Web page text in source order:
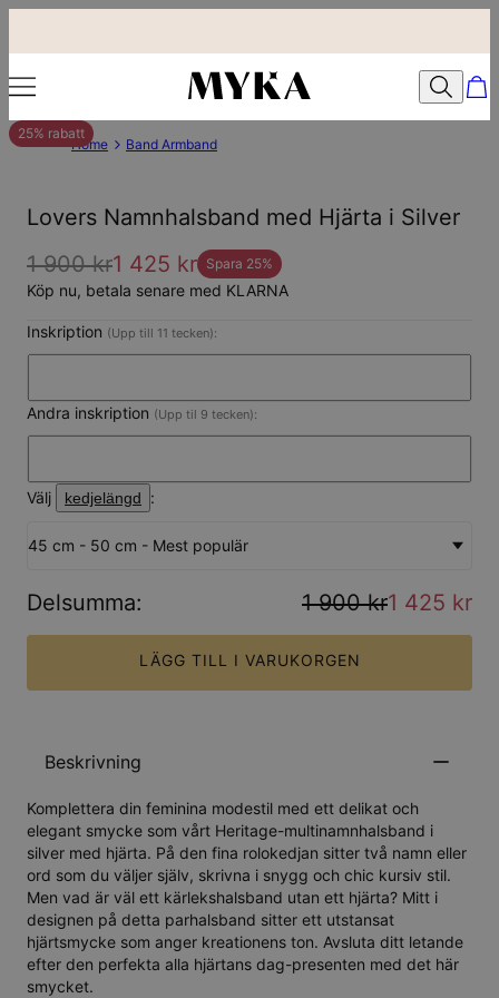
25% rabatt
Home Band Armband
Lovers Namnhalsband med Hjärta i Silver
1 900 kr1 425 kr Spara 25%
Köp nu, betala senare med KLARNA
Inskription (Upp till 11 tecken):
Andra inskription (Upp til 9 tecken):
Välj kedjelängd :
45 cm - 50 cm - Mest populär
Delsumma: 1 900 kr1 425 kr
LÄGG TILL I VARUKORGEN
Beskrivning
Komplettera din feminina modestil med ett delikat och
elegant smycke som vårt Heritage-multinamnhalsband i
silver med hjärta. På den fina rolokedjan sitter två namn eller
ord som du väljer själv, skrivna i snygg och chic kursiv stil.
Men vad är väl ett kärlekshalsband utan ett hjärta? Mitt i
designen på detta parhalsband sitter ett utstansat
hjärtsmycke som anger kreationens ton. Avsluta ditt letande
efter den perfekta alla hjärtans dag-presenten med det här
smycket.